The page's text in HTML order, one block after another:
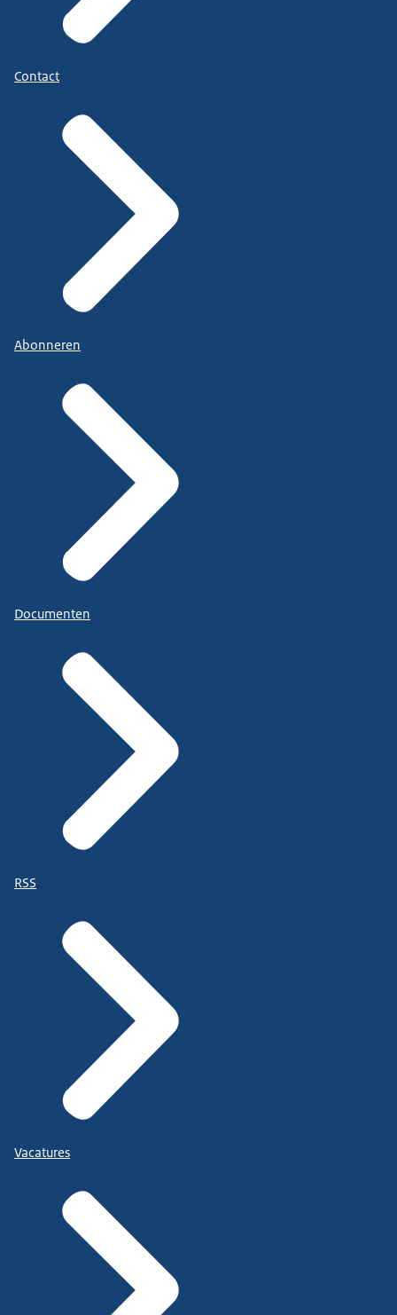
Contact
Abonneren
Documenten
RSS
Vacatures